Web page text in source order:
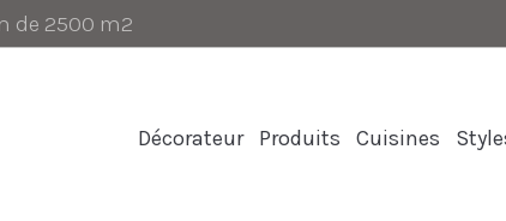
de 2500 m2
Décorateur Produits Cuisines